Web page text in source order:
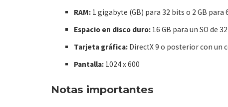
RAM: 1 gigabyte (GB) para 32 bits o 2 GB para
Espacio en disco duro: 16 GB para un SO de
Tarjeta gráfica: DirectX 9 o posterior con un
Pantalla: 1024 x 600
Notas importantes